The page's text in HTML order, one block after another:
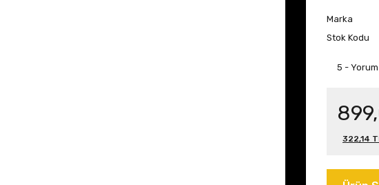
Marka
Stok Kodu
5 -
322,14